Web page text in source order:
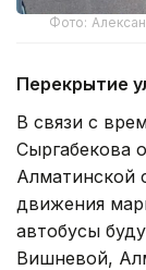
Фото:
Перекрытие
В связи с
Сыргабекова
Алматинской
движения
автобусы
Вишневой,